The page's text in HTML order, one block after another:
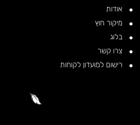
אודות
מיקור חוץ
בלוג
צרו קשר
רישום למועדון לקוחות